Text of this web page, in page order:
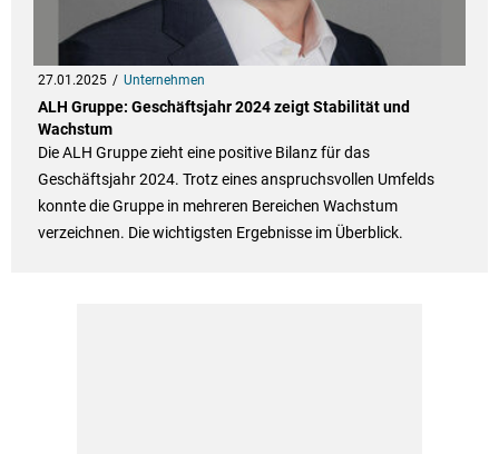
27.01.2025 Unternehmen
ALH Gruppe: Geschäftsjahr 2024 zeigt Stabilität und
Wachstum
Die ALH Gruppe zieht eine positive Bilanz für das
Geschäftsjahr 2024. Trotz eines anspruchsvollen Umfelds
konnte die Gruppe in mehreren Bereichen Wachstum
verzeichnen. Die wichtigsten Ergebnisse im Überblick.